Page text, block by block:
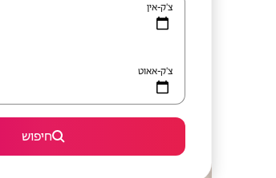
צ'ק-אין
צ'ק-אאוט
חיפוש